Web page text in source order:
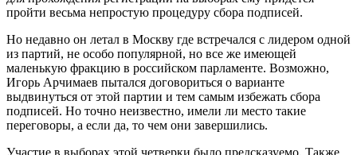
пройти весьма непростую процедуру сбора подписей.
Но недавно он летал в Москву где встречался с лидером одной
из партий, не особо популярной, но все же имеющей
маленькую фракцию в российском парламенте. Возможно,
Игорь Арчимаев пытался договориться о варианте
выдвинуться от этой партии и тем самым избежать сбора
подписей. Но точно неизвестно, имели ли место такие
переговоры, а если да, то чем они завершились.
Участие в выборах этой четверки было предсказуемо. Также